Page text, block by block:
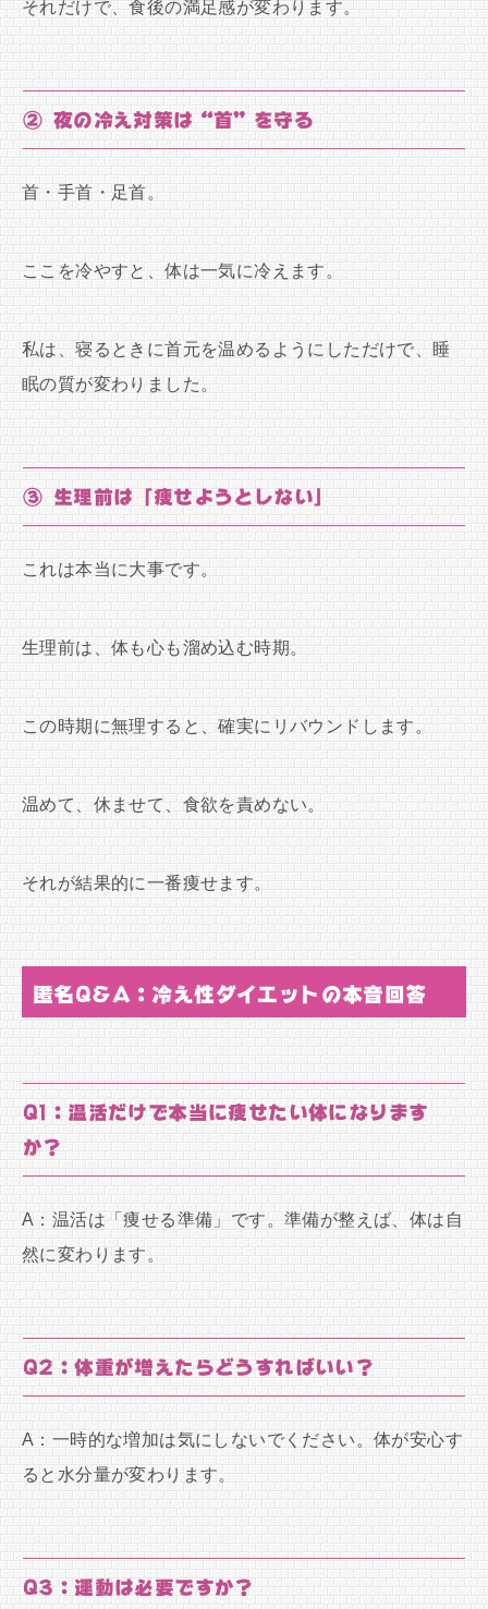
それだけで、食後の満足感が変わります。
② 夜の冷え対策は“首”を守る
首・手首・足首。
ここを冷やすと、体は一気に冷えます。
私は、寝るときに首元を温めるようにしただけで、睡
眠の質が変わりました。
③ 生理前は「痩せようとしない」
これは本当に大事です。
生理前は、体も心も溜め込む時期。
この時期に無理すると、確実にリバウンドします。
温めて、休ませて、食欲を責めない。
それが結果的に一番痩せます。
匿名Q&A：冷え性ダイエットの本音回答
Q1：温活だけで本当に痩せたい体になります
か？
A：温活は「痩せる準備」です。準備が整えば、体は自
然に変わります。
Q2：体重が増えたらどうすればいい？
A：一時的な増加は気にしないでください。体が安心す
ると水分量が変わります。
Q3：運動は必要ですか？